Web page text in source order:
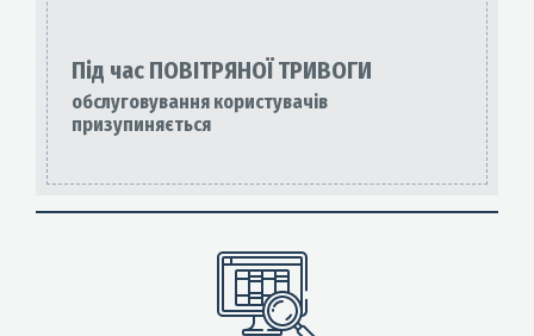
Під час ПОВІТРЯНОЇ ТРИВОГИ
обслуговування користувачів
призупиняється